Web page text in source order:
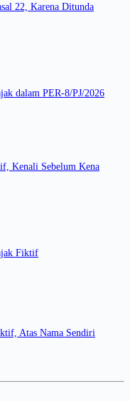
22, Karena Ditunda
dalam PER-8/PJ/2026
Kenali Sebelum Kena
Fiktif
Atas Nama Sendiri